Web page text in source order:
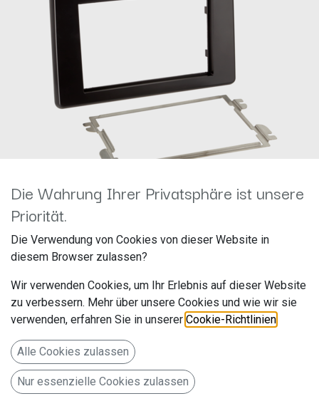
2-DIN-Radioblende Nissan
NV400/Opel Movano/Renault
Master
Artikelnummer: 381250-20-1-1
acv GmbH
Straßburger Allee 10-12
Die Wahrung Ihrer Privatsphäre ist unsere
Priorität.
Die Verwendung von Cookies von dieser Website in
diesem Browser zulassen?
Wir verwenden Cookies, um Ihr Erlebnis auf dieser Website
zu verbessern. Mehr über unsere Cookies und wie wir sie
verwenden, erfahren Sie in unserer Cookie-Richtlinien
Alle Cookies zulassen
Nur essenzielle Cookies zulassen